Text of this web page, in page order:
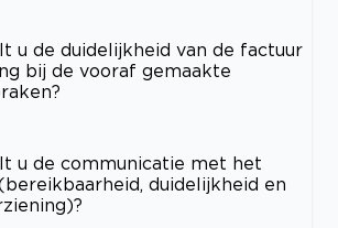
u de duidelijkheid van de factuur
bij de vooraf gemaakte
u de communicatie met het
duidelijkheid en